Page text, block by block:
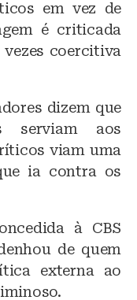
em vez de
é criticada
coercitiva
dizem que
serviam aos
viam uma
ia contra os
à CBS
de quem
externa ao